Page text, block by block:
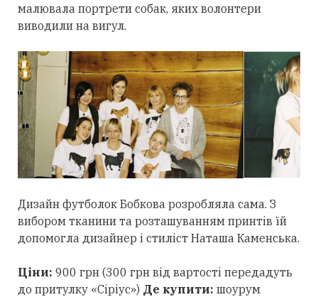
малювала портрети собак, яких волонтери
виводили на вигул.
Дизайн футболок Бобкова розробляла сама. З
вибором тканини та розташуванням принтів їй
допомогла дизайнер і стиліст Наташа Каменська.
Ціни: 900 грн (300 грн від вартості передадуть
до притулку «Сіріус») Де купити: шоурум